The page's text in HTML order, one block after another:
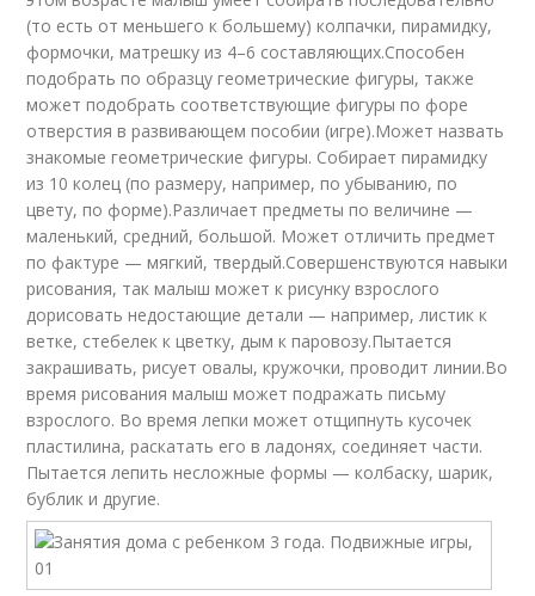
(то есть от меньшего к большему) колпачки, пирамидку,
формочки, матрешку из 4–6 составляющих.Способен
подобрать по образцу геометрические фигуры, также
может подобрать соответствующие фигуры по форе
отверстия в развивающем пособии (игре).Может назвать
знакомые геометрические фигуры. Собирает пирамидку
из 10 колец (по размеру, например, по убыванию, по
цвету, по форме).Различает предметы по величине —
маленький, средний, большой. Может отличить предмет
по фактуре — мягкий, твердый.Совершенствуются навыки
рисования, так малыш может к рисунку взрослого
дорисовать недостающие детали — например, листик к
ветке, стебелек к цветку, дым к паровозу.Пытается
закрашивать, рисует овалы, кружочки, проводит линии.Во
время рисования малыш может подражать письму
взрослого. Во время лепки может отщипнуть кусочек
пластилина, раскатать его в ладонях, соединяет части.
Пытается лепить несложные формы — колбаску, шарик,
бублик и другие.